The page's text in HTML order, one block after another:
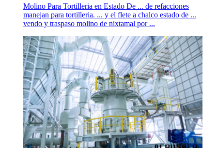
Molino Para Tortilleria en Estado De ... de refacciones
manejan para tortilleria. ... y el flete a chalco estado de ...
vendo y traspaso molino de nixtamal por ...